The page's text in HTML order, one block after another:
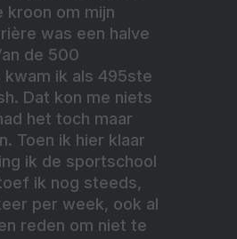
kroon om mijn
was een halve
de 500
kwam ik als 495ste
Dat kon me niets
het toch maar
Toen ik hier klaar
ik de sportschool
ik nog steeds,
per week, ook al
reden om niet te